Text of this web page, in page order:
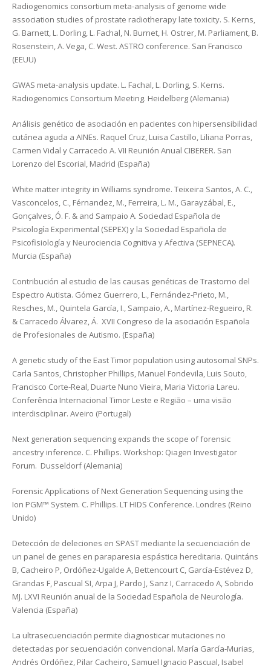
Radiogenomics consortium meta-analysis of genome wide
association studies of prostate radiotherapy late toxicity. S. Kerns,
G. Barnett, L. Dorling, L. Fachal, N. Burnet, H. Ostrer, M. Parliament, B.
Rosenstein, A. Vega, C. West. ASTRO conference. San Francisco
(EEUU)
GWAS meta-analysis update. L. Fachal, L. Dorling, S. Kerns.
Radiogenomics Consortium Meeting. Heidelberg (Alemania)
Análisis genético de asociación en pacientes con hipersensibilidad
cutánea aguda a AINEs. Raquel Cruz, Luisa Castillo, Liliana Porras,
Carmen Vidal y Carracedo A. VII Reunión Anual CIBERER. San
Lorenzo del Escorial, Madrid (España)
White matter integrity in Williams syndrome. Teixeira Santos, A. C.,
Vasconcelos, C., Férnandez, M., Ferreira, L. M., Garayzábal, E.,
Gonçalves, Ó. F. & and Sampaio A. Sociedad Española de
Psicología Experimental (SEPEX) y la Sociedad Española de
Psicofisiología y Neurociencia Cognitiva y Afectiva (SEPNECA).
Murcia (España)
Contribución al estudio de las causas genéticas de Trastorno del
Espectro Autista. Gómez Guerrero, L., Fernández-Prieto, M.,
Resches, M., Quintela García, I., Sampaio, A., Martínez-Regueiro, R.
& Carracedo Álvarez, Á. XVII Congreso de la asociación Española
de Profesionales de Autismo. (España)
A genetic study of the East Timor population using autosomal SNPs.
Carla Santos, Christopher Phillips, Manuel Fondevila, Luis Souto,
Francisco Corte-Real, Duarte Nuno Vieira, Maria Victoria Lareu.
Conferência Internacional Timor Leste e Região – uma visão
interdisciplinar. Aveiro (Portugal)
Next generation sequencing expands the scope of forensic
ancestry inference. C. Phillips. Workshop: Qiagen Investigator
Forum. Dusseldorf (Alemania)
Forensic Applications of Next Generation Sequencing using the
Ion PGM™ System. C. Phillips. LT HIDS Conference. Londres (Reino
Unido)
Detección de deleciones en SPAST mediante la secuenciación de
un panel de genes en paraparesia espástica hereditaria. Quintáns
B, Cacheiro P, Ordóñez-Ugalde A, Bettencourt C, García-Estévez D,
Grandas F, Pascual SI, Arpa J, Pardo J, Sanz I, Carracedo A, Sobrido
MJ. LXVI Reunión anual de la Sociedad Española de Neurología.
Valencia (España)
La ultrasecuenciación permite diagnosticar mutaciones no
detectadas por secuenciación convencional. María García-Murias,
Andrés Ordóñez, Pilar Cacheiro, Samuel Ignacio Pascual, Isabel